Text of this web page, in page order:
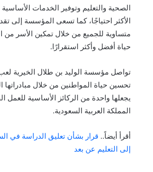
الصحية والتعليم وتوفير الخدمات
الأكثر احتياجًا، كما تسعى المؤسسة إلى
متساوية للجميع من خلال تمكين الأسر من
حياة أفضل وأكثر استقرارًا.
تواصل مؤسسة الوليد بن طلال الخيرية
تحسين حياة المواطنين من خلال مبادراتها
يجعلها واحدة من الركائز الأساسية للعمل
المملكة العربية السعودية.
أقرأ أيضاً.. قرار بشأن تعليق الدراسة في
إلى التعليم عن بعد